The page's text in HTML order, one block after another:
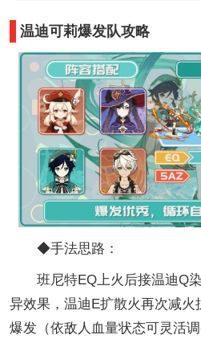
温迪可莉爆发队攻略
◆手法思路：
班尼特EQ上火后接温迪Q染
异效果，温迪E扩散火再次减
爆发（依敌人血量状态可灵活调